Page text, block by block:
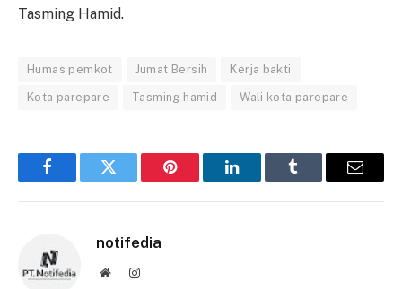
Tasming Hamid.
Humas pemkot Jumat Bersih Kerja bakti
Kota parepare Tasming hamid Wali kota parepare
FacebookTwitter Pinterest LinkedInTumblr Email
notifedia
WebsiteInstagram